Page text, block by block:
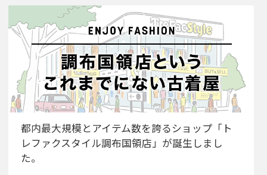
都内最大規模とアイテム数を誇るショップ「ト
レファクスタイル調布国領店」が誕生しまし
た。